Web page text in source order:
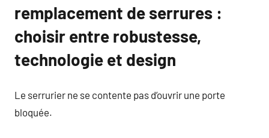
remplacement de serrures :
choisir entre robustesse,
technologie et design
Le serrurier ne se contente pas d’ouvrir une porte
bloquée.